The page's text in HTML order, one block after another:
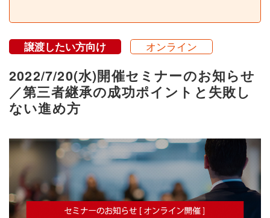
譲渡したい方向け オンライン
2022/7/20(水)開催セミナーのお知らせ
／第三者継承の成功ポイントと失敗し
ない進め方